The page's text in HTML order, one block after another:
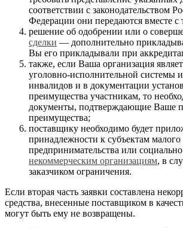
соответствии с законодательством
Федерации они передаются вместе с
решение об одобрении или о
сделки — дополнительно
Вы его прикладывали при
также, если Ваша организация
уголовно-исполнительной системы
инвалидов и в документации
преимущества участникам, то
документы, подтверждающие Ваше
преимущества;
поставщику необходимо будет
принадлежности к субъектам малого
предпринимательства или
некоммерческим организациям, в
заказчиком ограничения.
Если вторая часть заявки составлена
средства, внесенные поставщиком в
могут быть ему не возвращены.